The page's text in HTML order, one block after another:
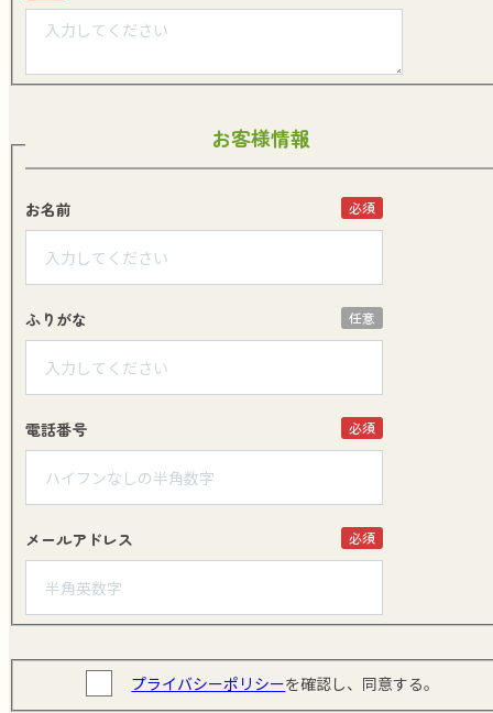
お客様情報
お名前 必須
ふりがな 任意
電話番号 必須
メールアドレス 必須
プライバシーポリシーを確認し、同意する。